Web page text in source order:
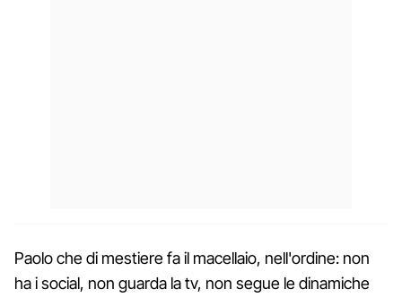
Paolo che di mestiere fa il macellaio, nell'ordine: non
ha i social, non guarda la tv, non segue le dinamiche